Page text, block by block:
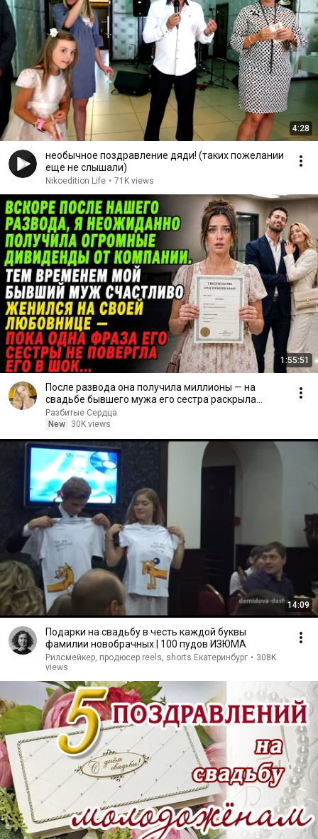
4:28
необычное поздравление дяди! (таких пожелании
еще не слышали)
Nikoedition Life • 71K views
1:55:51
После развода она получила миллионы — на
свадьбе бывшего мужа его сестра раскрыла
правду
Разбитые Сердца
New
30K views
14:09
Подарки на свадьбу в честь каждой буквы
фамилии новобрачных | 100 пудов ИЗЮМА
Рилсмейкер, продюсер reels, shorts Екатеринбург • 308K
views